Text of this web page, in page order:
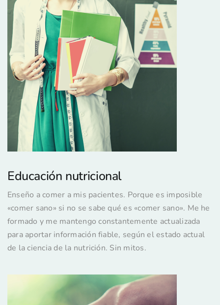
Educación nutricional
Enseño a comer a mis pacientes. Porque es imposible
«comer sano» si no se sabe qué es «comer sano». Me he
formado y me mantengo constantemente actualizada
para aportar información fiable, según el estado actual
de la ciencia de la nutrición. Sin mitos.